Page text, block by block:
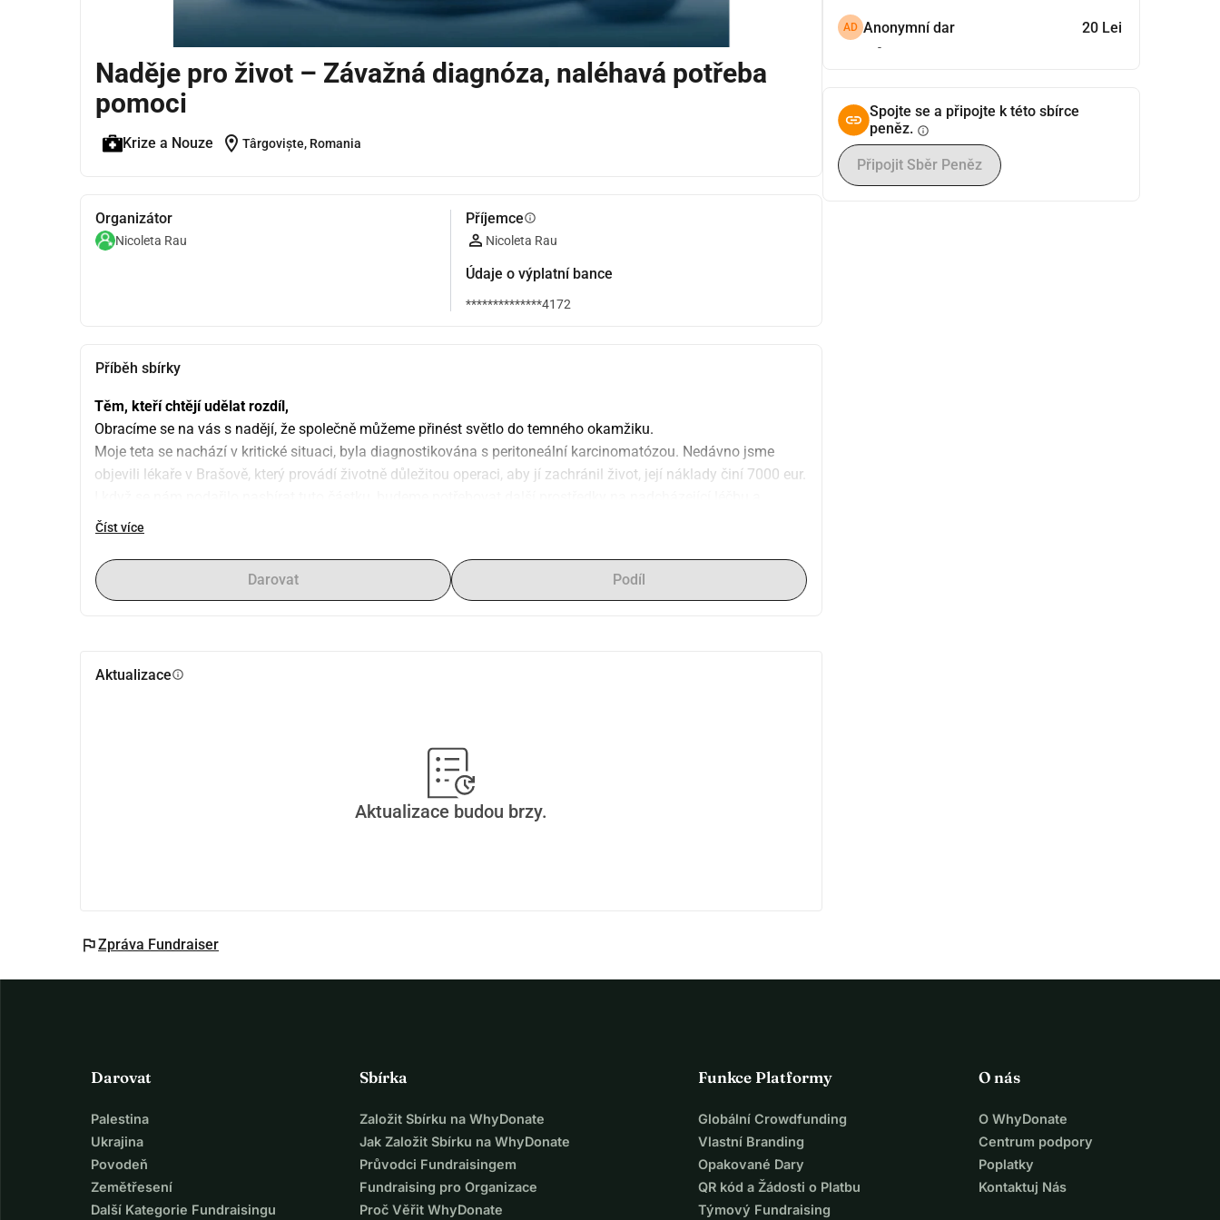
Naděje pro život – Závažná diagnóza, naléhavá potřeba
pomoci
Krize a Nouze location_on Târgoviște, Romania
Organizátor
Nicoleta Rau
Příjemceinfo
Nicoleta Rau
Údaje o výplatní bance
**************4172
Příběh sbírky
Těm, kteří chtějí udělat rozdíl,
Obracíme se na vás s nadějí, že společně můžeme přinést světlo do temného okamžiku.
Moje teta se nachází v kritické situaci, byla diagnostikována s peritoneální karcinomatózou. Nedávno jsme
objevili lékaře v Brašově, který provádí životně důležitou operaci, aby jí zachránil život, její náklady činí 7000 eur.
intervence.
význam a může udělat rozdíl mezi nadějí a beznadějí.
Srdečně vám děkujeme za vaši podporu!
Číst více
Darovat Podíl
Aktualizaceinfo
Aktualizace budou brzy.
flagZpráva Fundraiser
AD Anonymní dar 20 Lei
-
Spojte se a připojte k této sbírce
peněz. info
Připojit Sběr Peněz
Darovat
Palestina
Ukrajina
Povodeň
Zemětřesení
Další Kategorie Fundraisingu
Sbírka
Založit Sbírku na WhyDonate
Jak Založit Sbírku na WhyDonate
Průvodci Fundraisingem
Fundraising pro Organizace
Proč Věřit WhyDonate
Funkce Platformy
Globální Crowdfunding
Vlastní Branding
Opakované Dary
QR kód a Žádosti o Platbu
Týmový Fundraising
O nás
O WhyDonate
Centrum podpory
Poplatky
Kontaktuj Nás